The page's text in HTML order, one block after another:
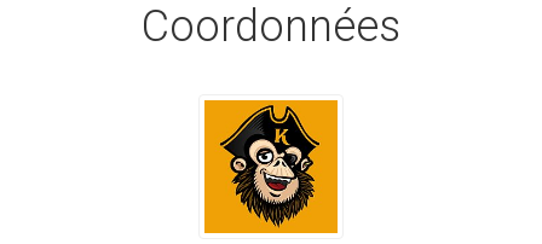
Coordonnées